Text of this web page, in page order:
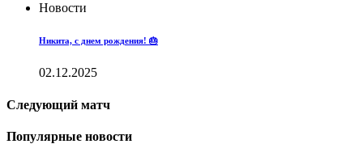
Новости
Никита, с днем рождения! 🎂
02.12.2025
Следующий матч
Популярные новости